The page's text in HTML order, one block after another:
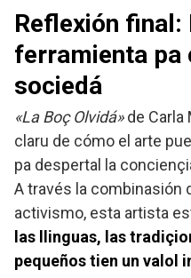
Reflexión final:
ferramienta pa
sociedá
«La Boç Olvidá»de Carla
claru de cómo el arte
pa despertal la
A través la combinasión
activismo, esta artista
las llinguas, las
pequeños tien un valol